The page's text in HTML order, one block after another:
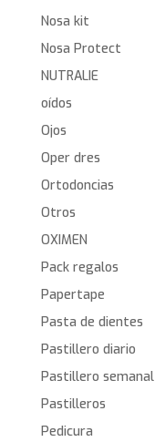
Nosa kit
Nosa Protect
NUTRALIE
oídos
Ojos
Oper dres
Ortodoncias
Otros
OXIMEN
Pack regalos
Papertape
Pasta de dientes
Pastillero diario
Pastillero semanal
Pastilleros
Pedicura